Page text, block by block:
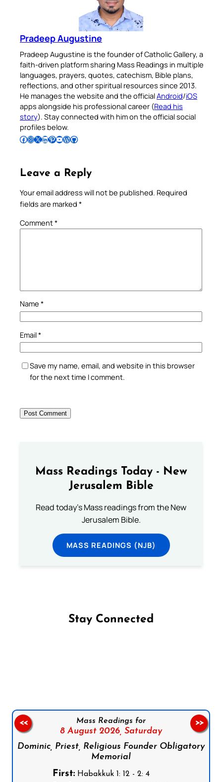
Pradeep Augustine
Pradeep Augustine is the founder of Catholic Gallery, a
faith-driven platform sharing Mass Readings in multiple
languages, prayers, quotes, catechism, Bible plans,
reflections, and other spiritual resources since 2013.
He manages the website and the officialAndroid/iOS
apps alongside his professional career (Read his
story). Stay connected with him on the official social
profiles below.
Follow Pradeep on Facebook Follow Pradeep on InstagramFollow Pradeep on X Follow Pradeep on LinkedIn Follow Pradeep on Pinterest Subscribe to Pradeep’s Youtube Channel Follow Pradeep on WordPress Follow Pradeep on GitHub
Leave a Reply
Your email address will not be published. Required
fields are marked *
Comment*
Name *
Email*
Save my name, email, and website in this browser
for the next time I comment.
Mass Readings Today - New
Jerusalem Bible
Read today's Mass readings from the New
Jerusalem Bible.
MASS READINGS (NJB)
Stay Connected
Mass Readings for
8 August 2026, Saturday
Dominic, Priest, Religious Founder Obligatory
Memorial
First:Habakkuk 1: 12 - 2: 4
<< >>